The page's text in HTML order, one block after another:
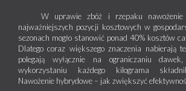
W uprawie zbóż i rzepaku nawożenie
najważniejszych pozycji kosztowych w
sezonach mogło stanowić ponad 40% kosztów
Dlatego coraz większego znaczenia nabierają
polegają wyłącznie na ograniczaniu
wykorzystaniu każdego kilograma
Nawożenie hybrydowe – jak zwiększyć